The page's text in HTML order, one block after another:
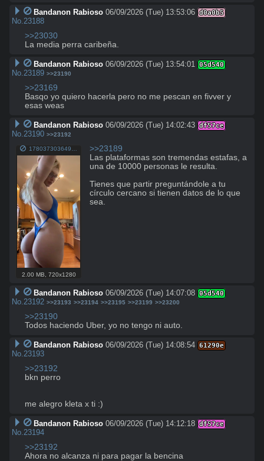
Bandanon Rabioso 06/09/2026 (Tue) 13:53:06 d0a0b5
No. 23188
>>23030
La media perra caribeña.
Bandanon Rabioso 06/09/2026 (Tue) 13:54:01 05d540
No. 23189 >>23190
>>23169
Basqo yo quiero hacerla pero no me pescan en fivver y
esas weas
Bandanon Rabioso 06/09/2026 (Tue) 14:02:43 df57ce
No. 23190 >>23192
2.00 MB 720x1280
>>23189
Las plataformas son tremendas estafas, a
una de 10000 personas le resulta.
Tienes que partir preguntándole a tu
círculo cercano si tienen datos de lo que
sea.
Bandanon Rabioso 06/09/2026 (Tue) 14:07:08 05d540
No. 23192 >>23193 >>23194 >>23195 >>23199 >>23200
>>23190
Todos haciendo Uber, yo no tengo ni auto.
Bandanon Rabioso 06/09/2026 (Tue) 14:08:54 61290e
No. 23193
>>23192
bkn perro
me alegro kleta x ti :)
Bandanon Rabioso 06/09/2026 (Tue) 14:12:18 df57ce
No. 23194
>>23192
Ahora no alcanza ni para pagar la bencina